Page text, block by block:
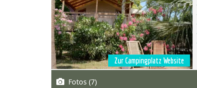
Zur Campingplatz Website
Fotos (7)